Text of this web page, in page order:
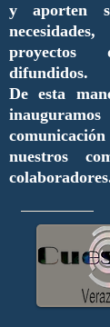
y aporten
proyectos
difundidos.
De esta
nuestros